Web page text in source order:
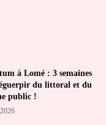
à Lomé : 3 semaines
du littoral et du
public !